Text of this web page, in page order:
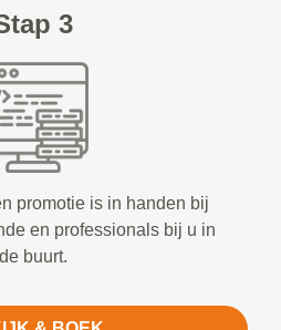
3
promotie is in handen bij
en professionals bij u in
de buurt.